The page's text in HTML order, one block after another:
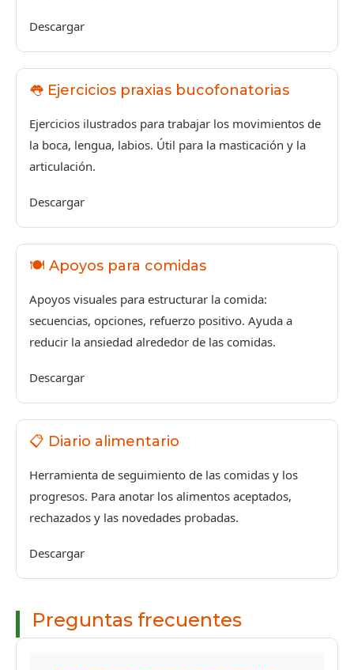
Descargar
👅 Ejercicios praxias bucofonatorias
Ejercicios ilustrados para trabajar los movimientos de
la boca, lengua, labios. Útil para la masticación y la
articulación.
Descargar
🍽️ Apoyos para comidas
Apoyos visuales para estructurar la comida:
secuencias, opciones, refuerzo positivo. Ayuda a
reducir la ansiedad alrededor de las comidas.
Descargar
📋 Diario alimentario
Herramienta de seguimiento de las comidas y los
progresos. Para anotar los alimentos aceptados,
rechazados y las novedades probadas.
Descargar
Preguntas frecuentes